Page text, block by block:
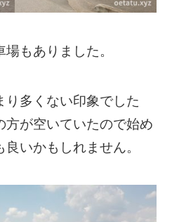
もありました。
り多くない印象でした
方が空いていたので始め
いかもしれません。